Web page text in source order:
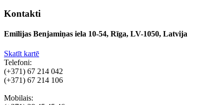
Kontakti
Emīlijas Benjamiņas iela 10-54, Rīga, LV-1050, Latvija
Skatīt kartē
Telefoni:
(+371) 67 214 042
(+371) 67 214 106
Mobilais: